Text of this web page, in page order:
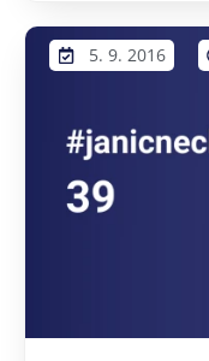
5. 9. 2016